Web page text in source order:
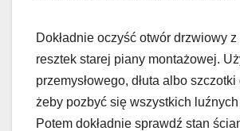
Dokładnie oczyść otwór drzwiowy z
resztek starej piany montażowej.
przemysłowego, dłuta albo
żeby pozbyć się wszystkich luźnych
Potem dokładnie sprawdź stan